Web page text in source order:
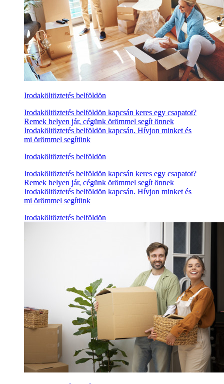
Irodaköltöztetés belföldön
Irodaköltöztetés belföldön kapcsán keres egy csapatot?
Remek helyen jár, cégünk örömmel segít önnek
Irodaköltöztetés belföldön kapcsán. Hívjon minket és
mi örömmel segítünk
Irodaköltöztetés belföldön
Irodaköltöztetés belföldön kapcsán keres egy csapatot?
Remek helyen jár, cégünk örömmel segít önnek
Irodaköltöztetés belföldön kapcsán. Hívjon minket és
mi örömmel segítünk
Irodaköltöztetés belföldön